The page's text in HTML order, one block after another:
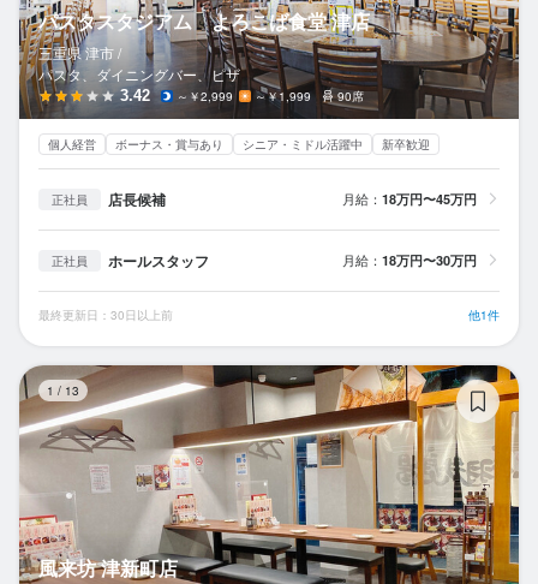
パスタスタジアム よろこば食堂 津店
三重県 津市 /
パスタ、ダイニングバー、ピザ
3.42 ～￥2,999 ～￥1,999 90席
個人経営 ボーナス・賞与あり シニア・ミドル活躍中 新卒歓迎
正社員 店長候補 月給： 18万円〜45万円
正社員 ホールスタッフ 月給： 18万円〜30万円
最終更新日：30日以上前 他1件
1 / 13
風来坊 津新町店